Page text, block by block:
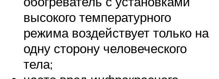
высокого температурного
режима воздействует только на
одну сторону человеческого
тела;